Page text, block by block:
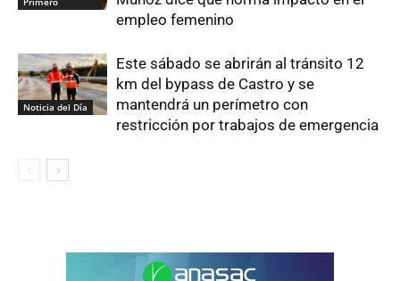
empleo femenino
Noticia del Día
Este sábado se abrirán al tránsito 12
km del bypass de Castro y se
mantendrá un perímetro con
restricción por trabajos de emergencia